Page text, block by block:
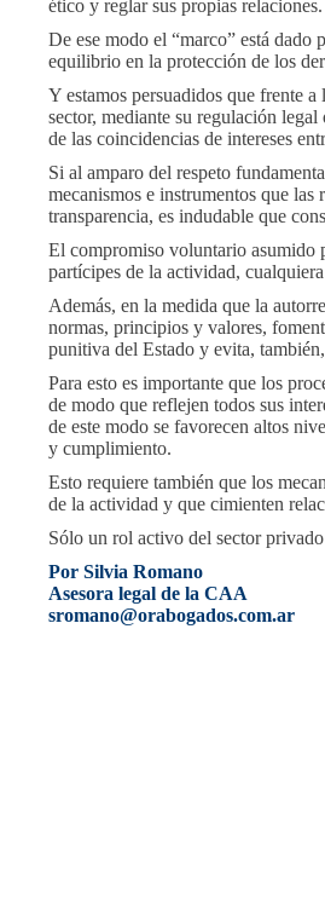
ético y reglar sus propias relaciones.
De ese modo el “marco” está dado
equilibrio en la protección de los
Y estamos persuadidos que frente
sector, mediante su regulación
de las coincidencias de intereses
Si al amparo del respeto
mecanismos e instrumentos que
transparencia, es indudable que
El compromiso voluntario asumido
partícipes de la actividad, cualquiera
Además, en la medida que la
normas, principios y valores,
punitiva del Estado y evita,
Para esto es importante que los
de modo que reflejen todos sus
de este modo se favorecen altos
y cumplimiento.
Esto requiere también que los
de la actividad y que cimienten
Sólo un rol activo del sector
Por Silvia Romano
Asesora legal de la CAA
sromano@orabogados.com.ar